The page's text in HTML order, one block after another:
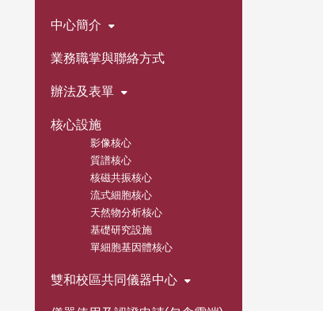
中心簡介
業務職掌與聯絡方式
辦法及表單
核心設施
影像核心
質譜核心
核磁共振核心
流式細胞核心
天然物分析核心
基礎研究設施
單細胞基因體核心
雙和校區共同儀器中心